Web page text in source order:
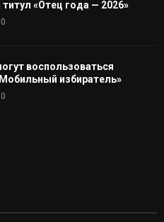
«Отец года — 2026»
0
воспользоваться
избиратель»
0